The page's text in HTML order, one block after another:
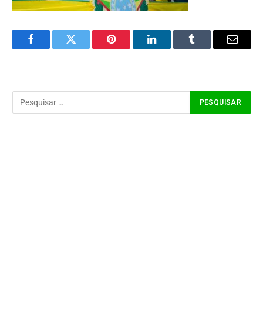
FacebookTwitter Pinterest LinkedInTumblr Email